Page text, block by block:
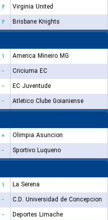
۲
Virginia United
۲
Brisbane Knights
۱
America Mineiro MG
-
Criciuma EC
-
EC Juventude
-
Atletico Clube Goianiense
۰
Olimpia Asuncion
-
Sportivo Luqueno
۱
La Serena
-
C.D. Universidad de Concepcion
-
Deportes Limache